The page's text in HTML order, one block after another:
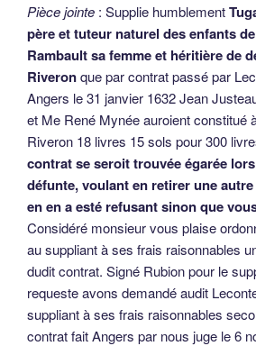
Pièce jointe : Supplie humblement
père et tuteur naturel des enfants
Rambault sa femme et héritière de
Riveronque par contrat passé par
Angers le 31 janvier 1632 Jean
et Me René Mynée auroient constitué
Riveron 18 livres 15 sols pour 300
contrat se seroit trouvée égarée
défunte, voulant en retirer une
en en a esté refusant sinon que
Considéré monsieur vous plaise
au suppliant à ses frais raisonnables
dudit contrat. Signé Rubion pour le
requeste avons demandé audit
suppliant à ses frais raisonnables
contrat fait Angers par nous juge le 6